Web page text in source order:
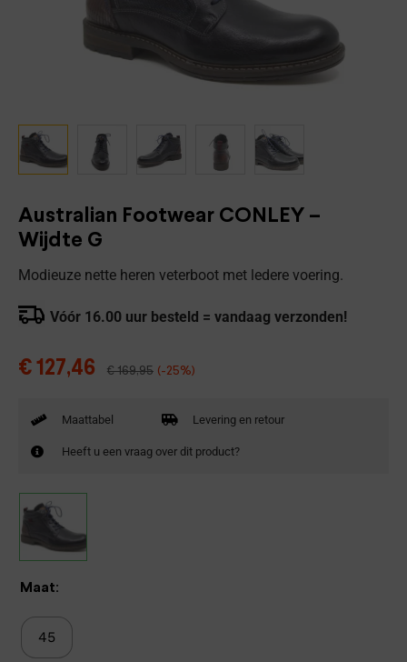
Australian Footwear CONLEY –
Wijdte G
Modieuze nette heren veterboot met ledere voering.
Vóór 16.00 uur besteld = vandaag verzonden!
€ 127,46 €169,95 (-25%)
Maattabel Levering en retour
Heeft u een vraag over dit product?
Maat:
45